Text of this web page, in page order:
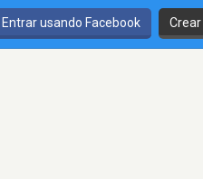
Entrar usando Facebook